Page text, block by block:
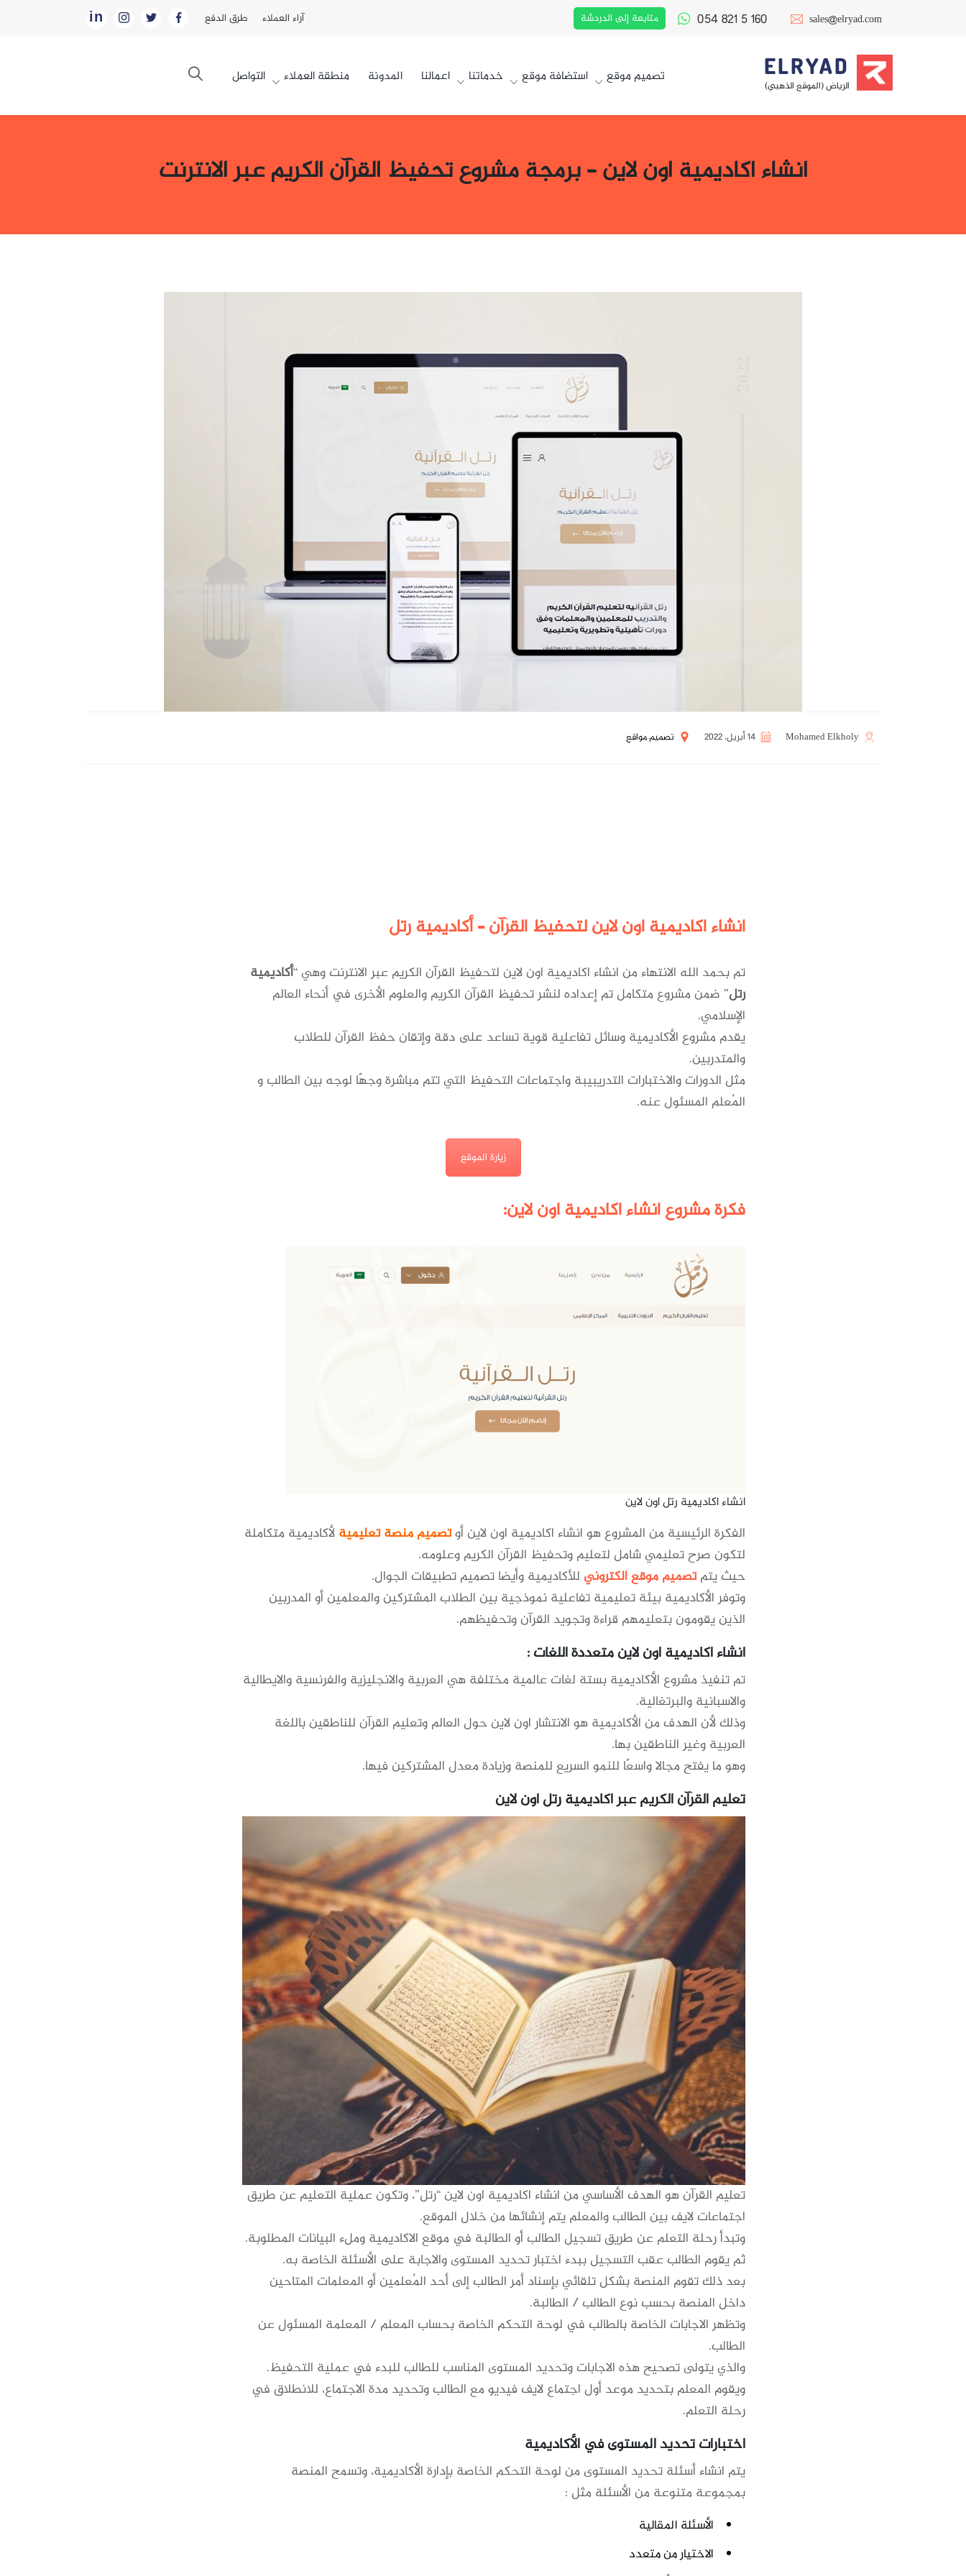
sales@elryad.com متابعة إلى الدردشة 054 821 5 160 آراء العملاء طرق الدفع in
ELRYAD
الرياض (الموقع الذهبي)
تصميم موقع استضافة موقع خدماتنا اعمالنا المدونة منطقة العملاء التواصل
انشاء اكاديمية اون لاين – برمجة مشروع تحفيظ القرآن الكريم عبر الانترنت
Mohamed Elkholy 14 أبريل، 2022 تصميم مواقع
انشاء اكاديمية اون لاين لتحفيظ القرآن – أكاديمية رتل
تم بحمد الله الانتهاء من انشاء اكاديمية اون لاين لتحفيظ القرآن الكريم عبر الانترنت وهي “أكاديمية
رتل” ضمن مشروع متكامل تم إعداده لنشر تحفيظ القرآن الكريم والعلوم الأخرى في أنحاء العالم
الإسلامي.
يقدم مشروع الأكاديمية وسائل تفاعلية قوية تساعد على دقة وإتقان حفظ القرآن للطلاب
والمتدربين.
مثل الدورات والاختبارات التدريبيبة واجتماعات التحفيظ التي تتم مباشرة وجهًا لوجه بين الطالب و
المُعلم المسئول عنه.
زيارة الموقع
فكرة مشروع انشاء اكاديمية اون لاين:
انشاء اكاديمية رتل اون لاين
الفكرة الرئيسية من المشروع هو انشاء اكاديمية اون لاين أوتصميم منصة تعليمية لأكاديمية متكاملة
لتكون صرح تعليمي شامل لتعليم وتحفيظ القرآن الكريم وعلومه.
حيث يتمتصميم موقع الكتروني للأكاديمية وأيضا تصميم تطبيقات الجوال.
وتوفر الأكاديمية بيئة تعليمية تفاعلية نموذجية بين الطلاب المشتركين والمعلمين أو المدربين
الذين يقومون بتعليمهم قراءة وتجويد القرآن وتحفيظهم.
انشاء اكاديمية اون لاين متعددة اللغات :
تم تنفيذ مشروع الأكاديمية بستة لغات عالمية مختلفة هي العربية والانجليزية والفرنسية والايطالية
والاسبانية والبرتغالية.
وذلك لأن الهدف من الأكاديمية هو الانتشار اون لاين حول العالم وتعليم القرآن للناطقين باللغة
العربية وغير الناطقين بها.
وهو ما يفتح مجالا واسعًا للنمو السريع للمنصة وزيادة معدل المشتركين فيها.
تعليم القرآن الكريم عبر اكاديمية رتل اون لاين
تعليم القرآن هو الهدف الأساسي من انشاء اكاديمية اون لاين “رتل”، وتكون عملية التعليم عن طريق
اجتماعات لايف بين الطالب والمعلم يتم إنشائها من خلال الموقع.
وتبدأ رحلة التعلم عن طريق تسجيل الطالب أو الطالبة في موقع الاكاديمية وملء البيانات المطلوبة.
ثم يقوم الطالب عقب التسجيل ببدء اختبار تحديد المستوى والاجابة على الأسئلة الخاصة به.
بعد ذلك تقوم المنصة بشكل تلقائي بإسناد أمر الطالب إلى أحد المُعلمين أو المعلمات المتاحين
داخل المنصة بحسب نوع الطالب / الطالبة.
وتظهر الاجابات الخاصة بالطالب في لوحة التحكم الخاصة بحساب المعلم / المعلمة المسئول عن
الطالب.
والذي يتولى تصحيح هذه الاجابات وتحديد المستوى المناسب للطالب للبدء في عملية التحفيظ.
ويقوم المعلم بتحديد موعد أول اجتماع لايف فيديو مع الطالب وتحديد مدة الاجتماع، للانطلاق في
رحلة التعلم.
اختبارات تحديد المستوى في الأكاديمية
يتم انشاء أسئلة تحديد المستوى من لوحة التحكم الخاصة بإدارة الأكاديمية، وتسمح المنصة
بمجموعة متنوعة من الأسئلة مثل :
الأسئلة المقالية
الاختيار من متعدد